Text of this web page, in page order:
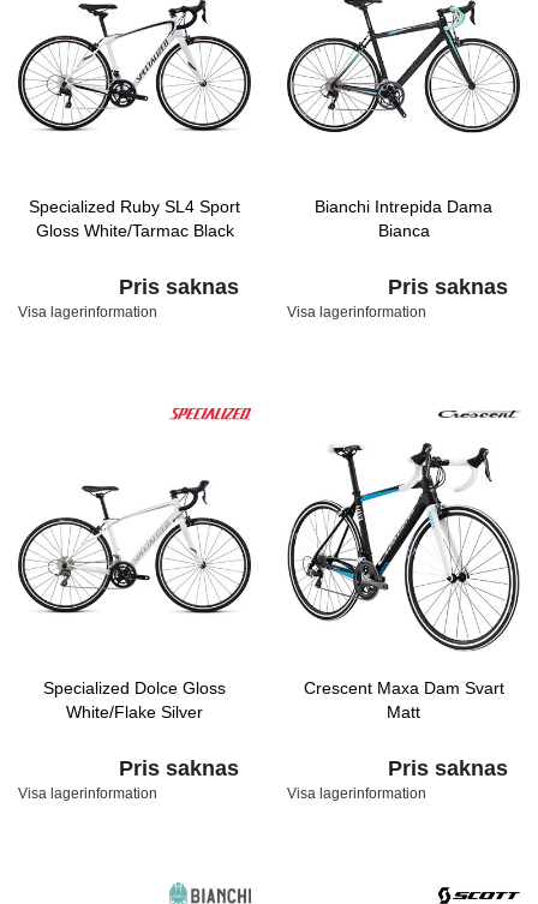
Specialized Ruby SL4 Sport
Gloss White/Tarmac Black
Pris saknas
Visa lagerinformation
Bianchi Intrepida Dama
Bianca
Pris saknas
Visa lagerinformation
Specialized Dolce Gloss
White/Flake Silver
Pris saknas
Visa lagerinformation
Crescent Maxa Dam Svart
Matt
Pris saknas
Visa lagerinformation